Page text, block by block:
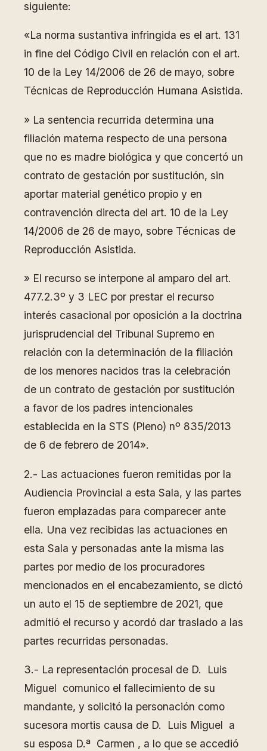
siguiente:
«La norma sustantiva infringida es el art. 131
in fine del Código Civil en relación con el art.
10 de la Ley 14/2006 de 26 de mayo, sobre
Técnicas de Reproducción Humana Asistida.
» La sentencia recurrida determina una
filiación materna respecto de una persona
que no es madre biológica y que concertó un
contrato de gestación por sustitución, sin
aportar material genético propio y en
contravención directa del art. 10 de la Ley
14/2006 de 26 de mayo, sobre Técnicas de
Reproducción Asistida.
» El recurso se interpone al amparo del art.
477.2.3º y 3 LEC por prestar el recurso
interés casacional por oposición a la doctrina
jurisprudencial del Tribunal Supremo en
relación con la determinación de la filiación
de los menores nacidos tras la celebración
de un contrato de gestación por sustitución
a favor de los padres intencionales
establecida en la STS (Pleno) nº 835/2013
de 6 de febrero de 2014».
2.- Las actuaciones fueron remitidas por la
Audiencia Provincial a esta Sala, y las partes
fueron emplazadas para comparecer ante
ella. Una vez recibidas las actuaciones en
esta Sala y personadas ante la misma las
partes por medio de los procuradores
mencionados en el encabezamiento, se dictó
un auto el 15 de septiembre de 2021, que
admitió el recurso y acordó dar traslado a las
partes recurridas personadas.
3.- La representación procesal de D. Luis
Miguel comunico el fallecimiento de su
mandante, y solicitó la personación como
sucesora mortis causa de D. Luis Miguel a
su esposa D.ª Carmen , a lo que se accedió